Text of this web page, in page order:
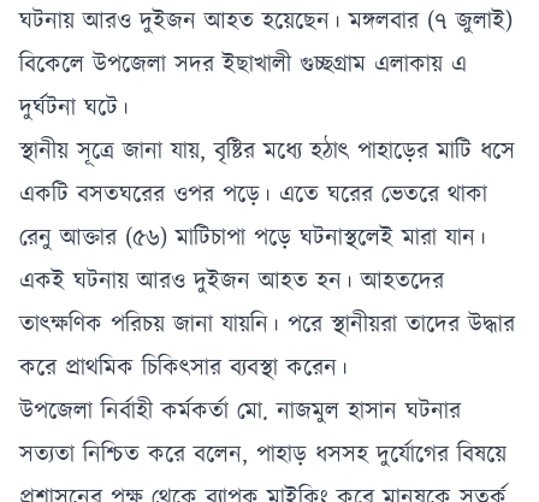
ঘটনায় আরও দুইজন আহত হয়েছেন। মঙ্গলবার (৭ জুলাই)
বিকেলে উপজেলা সদর ইছাখালী গুচ্ছগ্রাম এলাকায় এ
দুর্ঘটনা ঘটে।
স্থানীয় সূত্রে জানা যায়, বৃষ্টির মধ্যে হঠাৎ পাহাড়ের মাটি ধসে
একটি বসতঘরের ওপর পড়ে। এতে ঘরের ভেতরে থাকা
রেনু আক্তার (৫৬) মাটিচাপা পড়ে ঘটনাস্থলেই মারা যান।
একই ঘটনায় আরও দুইজন আহত হন। আহতদের
তাৎক্ষণিক পরিচয় জানা যায়নি। পরে স্থানীয়রা তাদের উদ্ধার
করে প্রাথমিক চিকিৎসার ব্যবস্থা করেন।
উপজেলা নির্বাহী কর্মকর্তা মো. নাজমুল হাসান ঘটনার
সত্যতা নিশ্চিত করে বলেন, পাহাড় ধসসহ দুর্যোগের বিষয়ে